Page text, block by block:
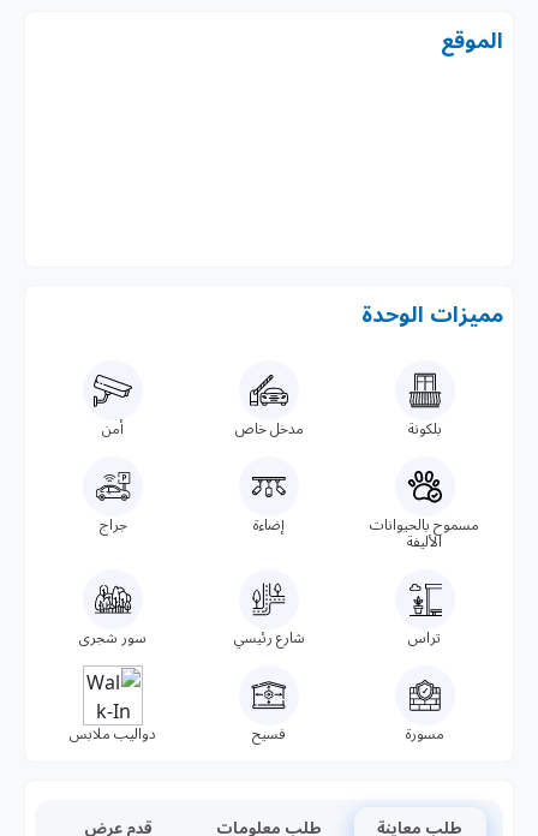
الموقع
مميزات الوحدة
بلكونة مدخل خاص أمن
مسموح بالحيوانات
الأليفة
إضاءة جراج
تراس شارع رئيسي سور شجرى
مسورة فسيح دواليب ملابس
طلب معاينة طلب معلومات قدم عرض